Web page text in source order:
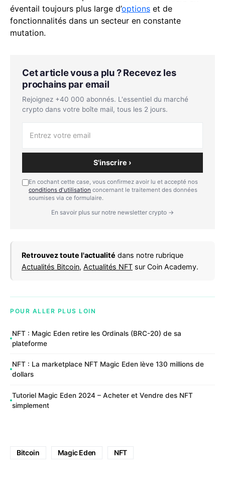
éventail toujours plus large d’options et de
fonctionnalités dans un secteur en constante
mutation.
Cet article vous a plu ? Recevez les
prochains par email
Rejoignez +40 000 abonnés. L'essentiel du marché
crypto dans votre boîte mail, tous les 2 jours.
S'inscrire ›
En cochant cette case, vous confirmez avoir lu et accepté nos
conditions d'utilisation concernant le traitement des données
soumises via ce formulaire.
En savoir plus sur notre newsletter crypto →
Retrouvez toute l'actualité dans notre rubrique
Actualités Bitcoin, Actualités NFT sur Coin Academy.
POUR ALLER PLUS LOIN
NFT : Magic Eden retire les Ordinals (BRC-20) de sa
plateforme
NFT : La marketplace NFT Magic Eden lève 130 millions de
dollars
Tutoriel Magic Eden 2024 – Acheter et Vendre des NFT
simplement
Bitcoin Magic Eden NFT